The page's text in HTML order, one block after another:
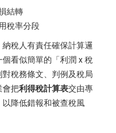
結轉
稅率分段
稅人有責任確保計算邏
看似簡單的「利潤 x 稅
稅務條文、判例及稅局
會把利得稅計算表交由專
降低錯報和被查稅風